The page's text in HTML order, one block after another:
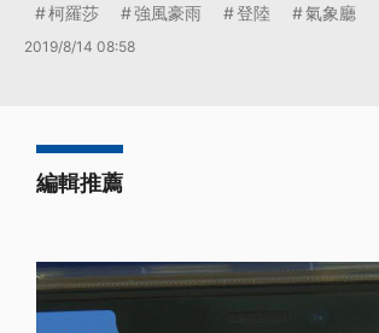
柯羅莎 強風豪雨 登陸 氣象廳
2019/8/14 08:58
編輯推薦